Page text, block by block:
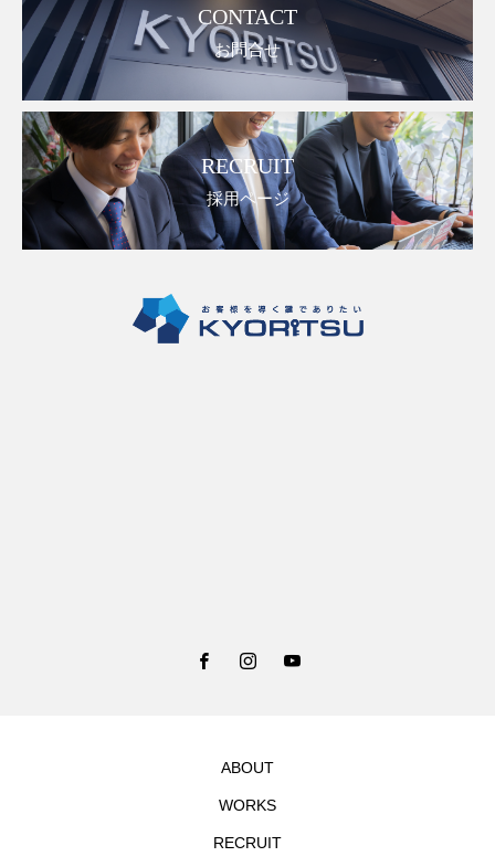
CONTACT
お問合せ
RECRUIT
採用ページ
ABOUT
WORKS
RECRUIT